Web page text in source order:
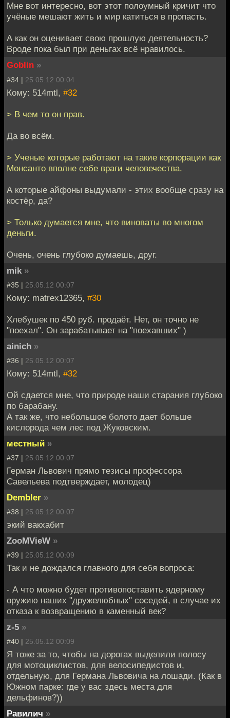
Мне вот интересно, вот этот полоумный кричит что
учёные мешают жить и мир катиться в пропасть.
А как он оценивает свою прошлую деятельность?
Вроде пока был при деньгах всё нравилось.
Goblin »
#34 | 25.05.12 00:04
Кому: 514mtl, #32
> В чем то он прав.
Да во всём.
> Ученые которые работают на такие корпорации как
Монсанто вполне себе враги человечества.
А которые айфоны выдумали - этих вообще сразу на
костёр, да?
> Только думается мне, что виноваты во многом
деньги.
Очень, очень глубоко думаешь, друг.
mik »
#35 | 25.05.12 00:07
Кому: matrex12365, #30
Хлебушек по 450 руб. продаёт. Нет, он точно не
"поехал". Он зарабатывает на "поехавших" )
ainich »
#36 | 25.05.12 00:07
Кому: 514mtl, #32
Ой сдается мне, что природе наши старания глубоко
по барабану.
А так же, что небольшое болото дает больше
кислорода чем лес под Жуковским.
местный »
#37 | 25.05.12 00:07
Герман Львович прямо тезисы профессора
Савельева подтверждает, молодец)
Dembler »
#38 | 25.05.12 00:07
экий вакхабит
ZooMVieW »
#39 | 25.05.12 00:09
Так и не дождался главного для себя вопроса:
- А что можно будет противопоставить ядерному
оружию наших "дружелюбных" соседей, в случае их
отказа к возвращению в каменный век?
z-5 »
#40 | 25.05.12 00:09
Я тоже за то, чтобы на дорогах выделили полосу
для мотоциклистов, для велосипедистов и,
отдельную, для Германа Львовича на лошади. (Как в
Южном парке: где у вас здесь места для
дельфинов?))
Равилич »